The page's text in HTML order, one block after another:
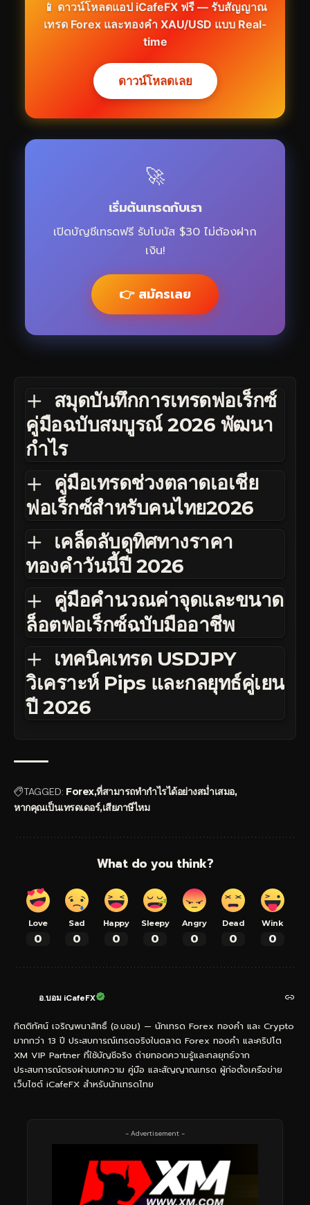
📱 ดาวน์โหลดแอป iCafeFX ฟรี — รับสัญญาณ
เทรด Forex และทองคำ XAU/USD แบบ Real-
time
ดาวน์โหลดเลย
🚀
เริ่มต้นเทรดกับเรา
เปิดบัญชีเทรดฟรี รับโบนัส $30 ไม่ต้องฝาก
เงิน!
👉 สมัครเลย
สมุดบันทึกการเทรดฟอเร็กซ์
คู่มือฉบับสมบูรณ์ 2026 พัฒนา
กำไร
คู่มือเทรดช่วงตลาดเอเชีย
ฟอเร็กซ์สำหรับคนไทย2026
เคล็ดลับดูทิศทางราคา
ทองคำวันนี้ปี 2026
คู่มือคำนวณค่าจุดและขนาด
ล็อตฟอเร็กซ์ฉบับมืออาชีพ
เทคนิคเทรด USDJPY
วิเคราะห์ Pips และกลยุทธ์คู่เยน
ปี 2026
TAGGED: Forexที่สามารถทำกำไรได้อย่างสม่ำเสมอ
หากคุณเป็นเทรดเดอร์เสียภาษีไหม
What do you think?
Love
0
Sad
0
Happy
0
Sleepy
0
Angry
0
Dead
0
Wink
0
อ.บอม iCafeFX
กิตติทัศน์ เจริญพนาสิทธิ์ (อ.บอม) — นักเทรด Forex ทองคำ และ Crypto
มากกว่า 13 ปี ประสบการณ์เทรดจริงในตลาด Forex ทองคำ และคริปโต
XM VIP Partner ที่ใช้บัญชีจริง ถ่ายทอดความรู้และกลยุทธ์จาก
ประสบการณ์ตรงผ่านบทความ คู่มือ และสัญญาณเทรด ผู้ก่อตั้งเครือข่าย
เว็บไซต์ iCafeFX สำหรับนักเทรดไทย
- Advertisement -